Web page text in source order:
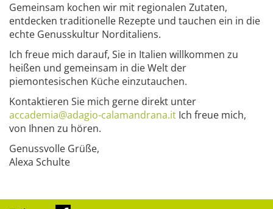
Gemeinsam kochen wir mit regionalen Zutaten,
entdecken traditionelle Rezepte und tauchen ein in die
echte Genusskultur Norditaliens.
Ich freue mich darauf, Sie in Italien willkommen zu
heißen und gemeinsam in die Welt der
piemontesischen Küche einzutauchen.
Kontaktieren Sie mich gerne direkt unter
accademia@adagio-calamandrana.it Ich freue mich,
von Ihnen zu hören.
Genussvolle Grüße,
Alexa Schulte